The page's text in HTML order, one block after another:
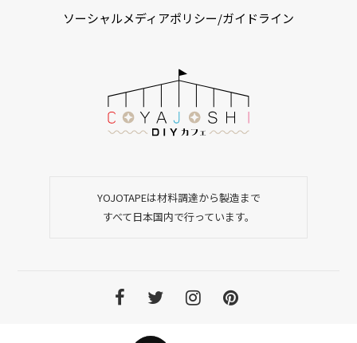
ソーシャルメディアポリシー/ガイドライン
YOJOTAPEは材料調達から製造まで
すべて日本国内で行っています。